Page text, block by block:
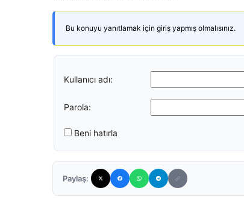
Bu konuyu yanıtlamak için giriş yapmış olmalısınız.
Kullanıcı adı:
Parola:
Beni hatırla
Paylaş: